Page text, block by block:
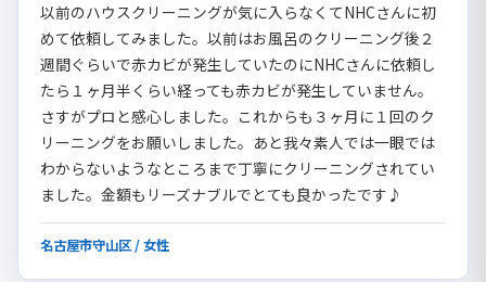
以前のハウスクリーニングが気に入らなくてNHCさんに初
めて依頼してみました。以前はお風呂のクリーニング後２
週間ぐらいで赤カビが発生していたのにNHCさんに依頼し
たら１ヶ月半くらい経っても赤カビが発生していません。
さすがプロと感心しました。これからも３ヶ月に１回のク
リーニングをお願いしました。あと我々素人では一眼では
わからないようなところまで丁寧にクリーニングされてい
ました。金額もリーズナブルでとても良かったです♪
名古屋市守山区 / 女性